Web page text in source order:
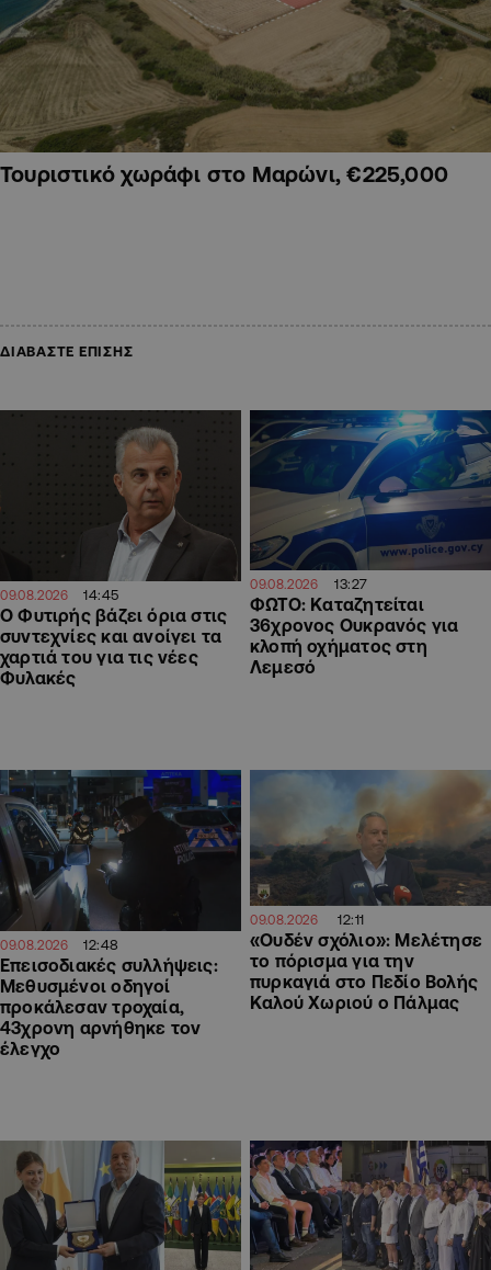
Τουριστικό χωράφι στο Μαρώνι, €225,000
ΔΙΑΒΑΣΤΕ ΕΠΙΣΗΣ
09.08.2026 14:45
O Φυτιρής βάζει όρια στις
συντεχνίες και ανοίγει τα
χαρτιά του για τις νέες
Φυλακές
09.08.2026 13:27
ΦΩΤΟ: Καταζητείται
36χρονος Ουκρανός για
κλοπή οχήματος στη
Λεμεσό
09.08.2026 12:48
Επεισοδιακές συλλήψεις:
Μεθυσμένοι οδηγοί
προκάλεσαν τροχαία,
43χρονη αρνήθηκε τον
έλεγχο
09.08.2026 12:11
«Ουδέν σχόλιο»: Μελέτησε
το πόρισμα για την
πυρκαγιά στο Πεδίο Βολής
Καλού Χωριού ο Πάλμας